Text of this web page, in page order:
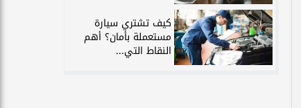
كيف تشتري سيارة
مستعملة بأمان؟ أهم
النقاط التي...